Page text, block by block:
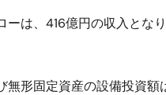
は、416億円の収入とな
形固定資産の設備投資